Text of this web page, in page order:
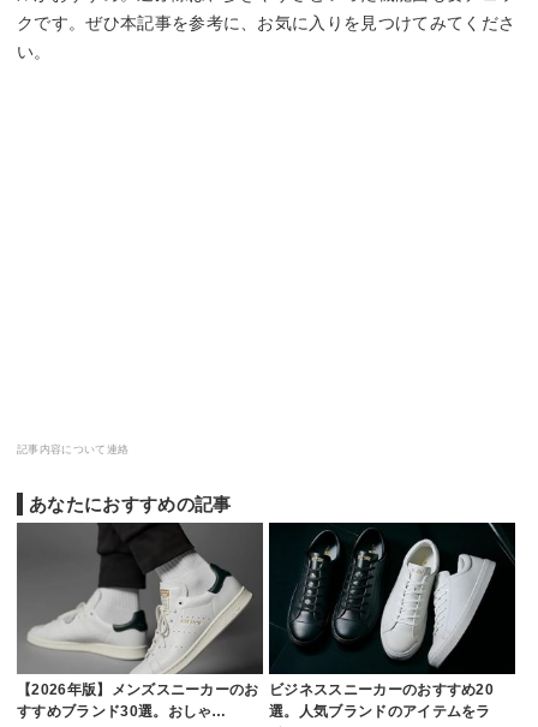
クです。ぜひ本記事を参考に、お気に入りを見つけてみてくださ
い。
記事内容について連絡
あなたにおすすめの記事
【2026年版】メンズスニーカーのお
すすめブランド30選。おしゃ…
ビジネススニーカーのおすすめ20
選。人気ブランドのアイテムをラ